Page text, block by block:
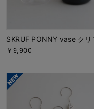
SKRUF PONNY vase クリ
￥9,900